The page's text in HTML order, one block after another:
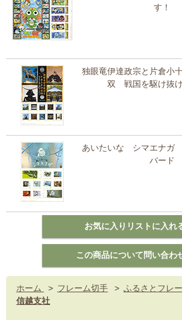
す！
独眼竜伊達政宗と片倉小
双 戦国を駆け抜
あいたいな シマエナガ
バード
ホーム > フレーム切手 > ふるさとフレ
信越支社